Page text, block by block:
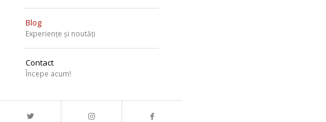
Blog
Experiențe și noutăți
Contact
Începe acum!